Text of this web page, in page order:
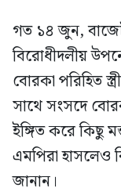
গত ১৪ জুন,
বিরোধীদলীয়
বোরকা পরিহিত
সাথে সংসদে
ইঙ্গিত করে কিছু
এমপিরা হাসলেও
জানান।